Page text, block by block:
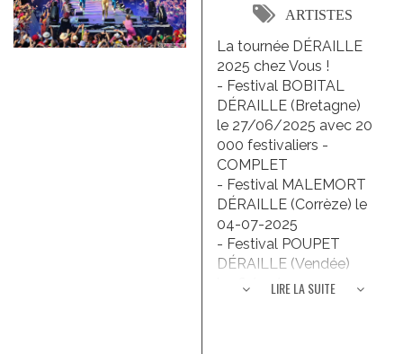
ARTISTES
La tournée DÉRAILLE
2025 chez Vous !
- Festival BOBITAL
DÉRAILLE (Bretagne)
le 27/06/2025 avec 20
000 festivaliers -
COMPLET
- Festival MALEMORT
DÉRAILLE (Corrèze) le
04-07-2025
- Festival POUPET
DÉRAILLE (Vendée)
le 18/07/2025 avec 30
LIRE LA SUITE